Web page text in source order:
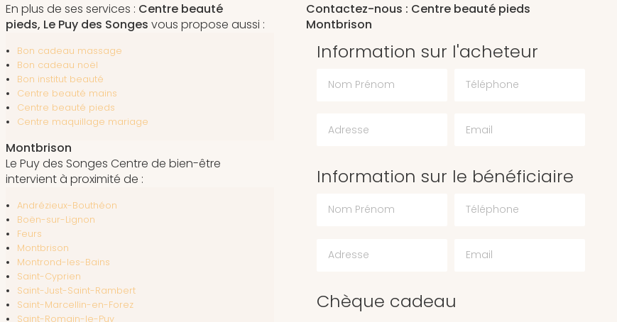
En plus de ses services : Centre beauté
pieds, Le Puy des Songes vous propose aussi :
Bon cadeau massage
Bon cadeau noël
Bon institut beauté
Centre beauté mains
Centre beauté pieds
Centre maquillage mariage
Montbrison
Le Puy des Songes Centre de bien-être
intervient à proximité de :
Andrézieux-Bouthéon
Boën-sur-Lignon
Feurs
Montbrison
Montrond-les-Bains
Saint-Cyprien
Saint-Just-Saint-Rambert
Saint-Marcellin-en-Forez
Saint-Romain-le-Puy
Contactez-nous : Centre beauté pieds
Montbrison
Information sur l'acheteur
Information sur le bénéficiaire
Chèque cadeau